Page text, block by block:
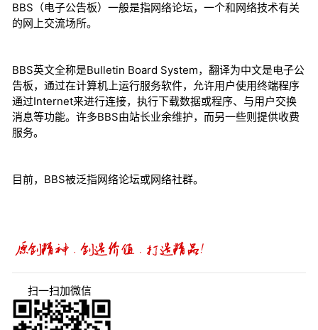
BBS（电子公告板）一般是指网络论坛，一个和网络技术有关
的网上交流场所。
BBS英文全称是Bulletin Board System，翻译为中文是电子公
告板，通过在计算机上运行服务软件，允许用户使用终端程序
通过Internet来进行连接，执行下载数据或程序、与用户交换
消息等功能。许多BBS由站长业余维护，而另一些则提供收费
服务。
目前，BBS被泛指网络论坛或网络社群。
扫一扫加微信